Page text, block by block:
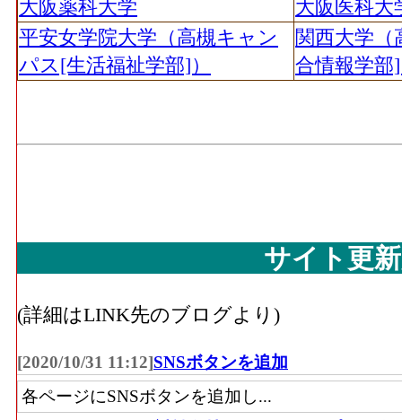
大阪薬科大学
大阪医科大
平安女学院大学（高槻キャン
パス[生活福祉学部]）
関西大学
合情報学部
サイト更
(詳細はLINK先のブログより)
[2020/10/31 11:12]SNSボタンを追加
各ページにSNSボタンを追加し...